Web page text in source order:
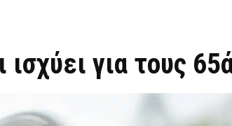
για τους